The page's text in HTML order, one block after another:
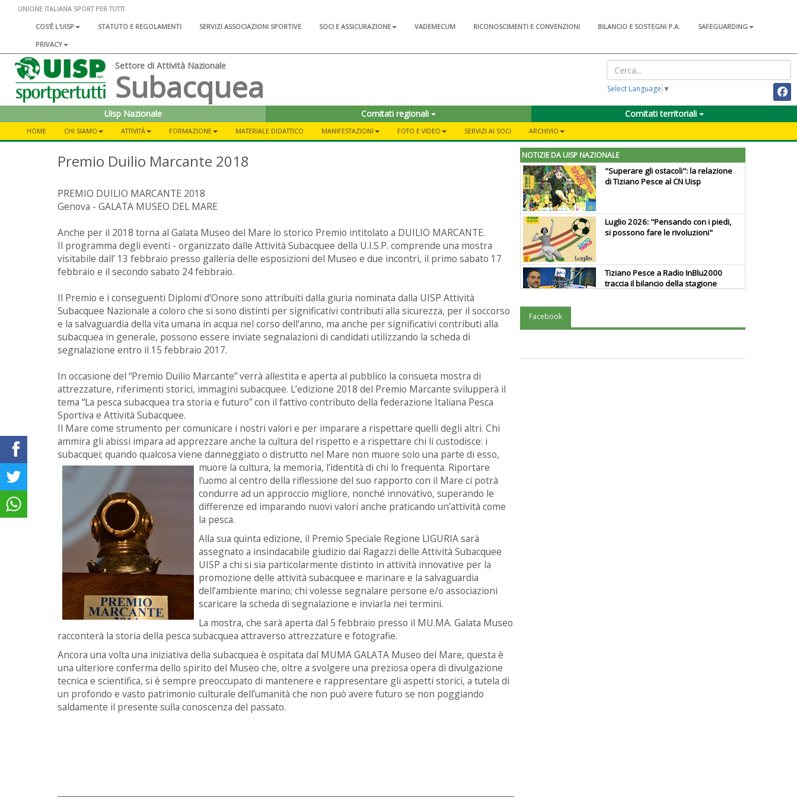
UNIONE ITALIANA SPORT PER TUTTI
COS'È L'UISP
STATUTO E REGOLAMENTI SERVIZI ASSOCIAZIONI SPORTIVE SOCI E ASSICURAZIONE VADEMECUM RICONOSCIMENTI E CONVENZIONI BILANCIO E SOSTEGNI P.A.
SAFEGUARDING
PRIVACY
Settore di Attività Nazionale
Subacquea Select Language ▼
Uisp Nazionale Comitati regionali Comitati territoriali
HOME CHI SIAMO ATTIVITÀ FORMAZIONE MATERIALE DIDATTICO MANIFESTAZIONI FOTO E VIDEO SERVIZI AI SOCI ARCHIVIO
Premio Duilio Marcante 2018
PREMIO DUILIO MARCANTE 2018
Genova - GALATA MUSEO DEL MARE
Anche per il 2018 torna al Galata Museo del Mare lo storico Premio intitolato a DUILIO MARCANTE.
Il programma degli eventi - organizzato dalle Attività Subacquee della U.I.S.P. comprende una mostra
visitabile dall’ 13 febbraio presso galleria delle esposizioni del Museo e due incontri, il primo sabato 17
febbraio e il secondo sabato 24 febbraio.
Il Premio e i conseguenti Diplomi d’Onore sono attribuiti dalla giuria nominata dalla UISP Attività
Subacquee Nazionale a coloro che si sono distinti per significativi contributi alla sicurezza, per il soccorso
e la salvaguardia della vita umana in acqua nel corso dell’anno, ma anche per significativi contributi alla
subacquea in generale, possono essere inviate segnalazioni di candidati utilizzando la scheda di
segnalazione entro il 15 febbraio 2017.
In occasione del “Premio Duilio Marcante” verrà allestita e aperta al pubblico la consueta mostra di
attrezzature, riferimenti storici, immagini subacquee. L’edizione 2018 del Premio Marcante svilupperà il
tema “La pesca subacquea tra storia e futuro” con il fattivo contributo della federazione Italiana Pesca
Sportiva e Attività Subacquee.
Il Mare come strumento per comunicare i nostri valori e per imparare a rispettare quelli degli altri. Chi
ammira gli abissi impara ad apprezzare anche la cultura del rispetto e a rispettare chi li custodisce: i
subacquei; quando qualcosa viene danneggiato o distrutto nel Mare non muore solo una parte di esso,
muore la cultura, la memoria, l’identità di chi lo frequenta. Riportare
l'uomo al centro della riflessione del suo rapporto con il Mare ci potrà
condurre ad un approccio migliore, nonché innovativo, superando le
differenze ed imparando nuovi valori anche praticando un’attività come
la pesca.
Alla sua quinta edizione, il Premio Speciale Regione LIGURIA sarà
assegnato a insindacabile giudizio dai Ragazzi delle Attività Subacquee
UISP a chi si sia particolarmente distinto in attività innovative per la
promozione delle attività subacquee e marinare e la salvaguardia
dell’ambiente marino; chi volesse segnalare persone e/o associazioni
scaricare la scheda di segnalazione e inviarla nei termini.
La mostra, che sarà aperta dal 5 febbraio presso il MU.MA. Galata Museo
racconterà la storia della pesca subacquea attraverso attrezzature e fotografie.
Ancora una volta una iniziativa della subacquea è ospitata dal MUMA GALATA Museo del Mare, questa è
una ulteriore conferma dello spirito del Museo che, oltre a svolgere una preziosa opera di divulgazione
tecnica e scientifica, si è sempre preoccupato di mantenere e rappresentare gli aspetti storici, a tutela di
un profondo e vasto patrimonio culturale dell’umanità che non può avere futuro se non poggiando
saldamente il presente sulla conoscenza del passato.
NOTIZIE DA UISP NAZIONALE
"Superare gli ostacoli": la relazione
di Tiziano Pesce al CN Uisp
Luglio 2026: "Pensando con i piedi,
si possono fare le rivoluzioni"
Tiziano Pesce a Radio InBlu2000
traccia il bilancio della stagione
Facebook